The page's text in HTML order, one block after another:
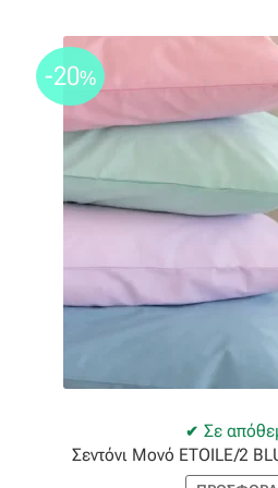
Ταφτάς μεταξωτός
Τζιν
Τρεβίρα
Φιλ-κουπέ
Σε
-20%
Σεντόνι Μονό ETOILE/2